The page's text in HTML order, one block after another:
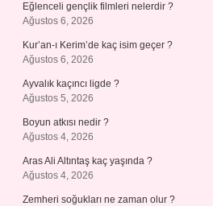
Eğlenceli gençlik filmleri nelerdir ?
Ağustos 6, 2026
Kur’an-ı Kerim’de kaç isim geçer ?
Ağustos 6, 2026
Ayvalık kaçıncı ligde ?
Ağustos 5, 2026
Boyun atkısı nedir ?
Ağustos 4, 2026
Aras Ali Altıntaş kaç yaşında ?
Ağustos 4, 2026
Zemheri soğukları ne zaman olur ?